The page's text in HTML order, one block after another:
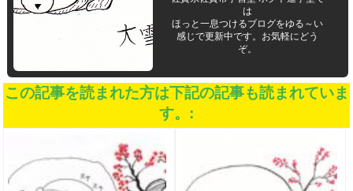
は
ほっと一息つけるブログをゆる～い
感じで更新中です。お気軽にどう
ぞ。
この記事を読まれた方は下記の記事も読まれていま
す。: